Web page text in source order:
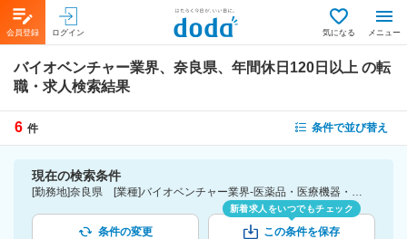
会員登録 ログイン 気になる メニュー
バイオベンチャー業界、奈良県、年間休日120日以上 の転
職・求人検索結果
6 件 条件で並び替え
現在の検索条件
[勤務地]奈良県 [業種]バイオベンチャー業界-医薬品・医療機器・ライフサイエンス・医療系サービス [こだわり条件ピックアップ]年間休日120日以上 [詳細条件](休日・働き方)年間休日120日以上
条件の変更
新着求人をいつでもチェック
この条件を保存